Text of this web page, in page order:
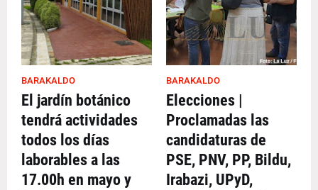
BARAKALDO
El jardín botánico
tendrá actividades
todos los días
laborables a las
17.00h en mayo y
BARAKALDO
Elecciones |
Proclamadas las
candidaturas de
PSE, PNV, PP, Bildu,
Irabazi, UPyD,